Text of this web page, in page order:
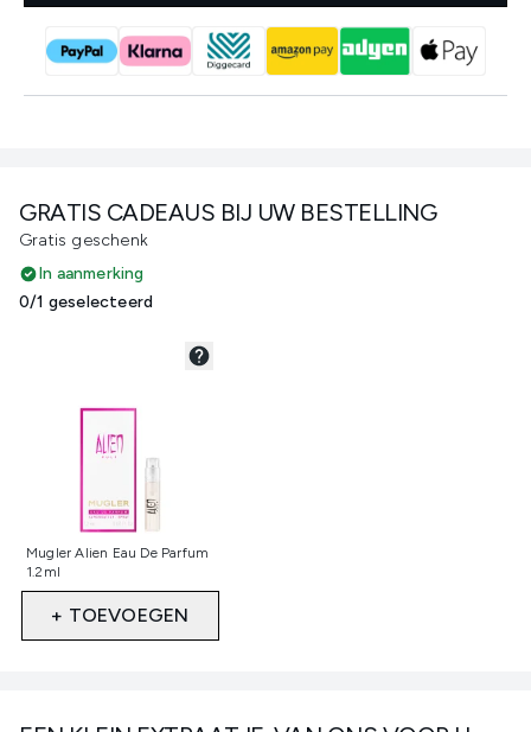
GRATIS CADEAUS BIJ UW BESTELLING
Gratis geschenk
In aanmerking
0/1 geselecteerd
Mugler Alien Eau De Parfum
1.2ml
Niet geselecteerd
+ TOEVOEGEN